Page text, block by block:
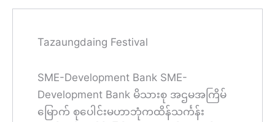
Tazaungdaing Festival
SME-Development Bank SME-
Development Bank မိသားစု အဌမအကြိမ်
မြောက် စုပေါင်းမဟာဘုံကထိန်သင်္ကန်း